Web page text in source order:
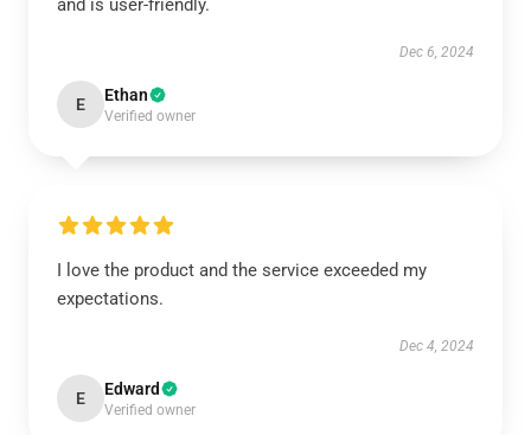
and is user-friendly.
Dec 6, 2024
E Ethan
Verified owner
I love the product and the service exceeded my
expectations.
Dec 4, 2024
E Edward
Verified owner